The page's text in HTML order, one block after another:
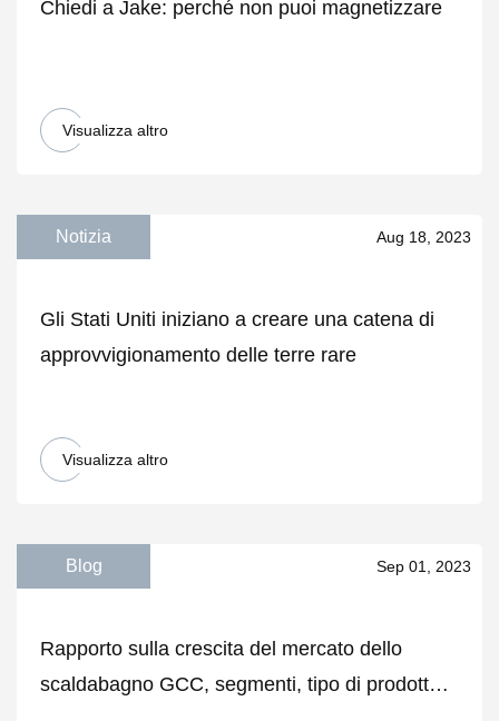
Chiedi a Jake: perché non puoi magnetizzare
Visualizza altro
Notizia Aug 18, 2023
Gli Stati Uniti iniziano a creare una catena di
approvvigionamento delle terre rare
Visualizza altro
Blog Sep 01, 2023
Rapporto sulla crescita del mercato dello
scaldabagno GCC, segmenti, tipo di prodotto e